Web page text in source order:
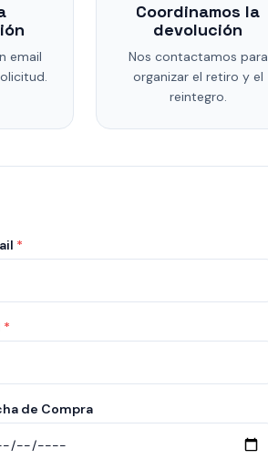
email
Coordinamos la
devolución
Nos contactamos para
organizar el retiro y el
reintegro.
*
*
de Compra